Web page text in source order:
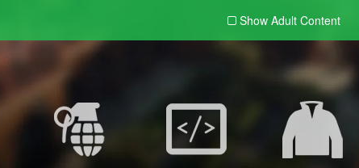
Show Adult Content